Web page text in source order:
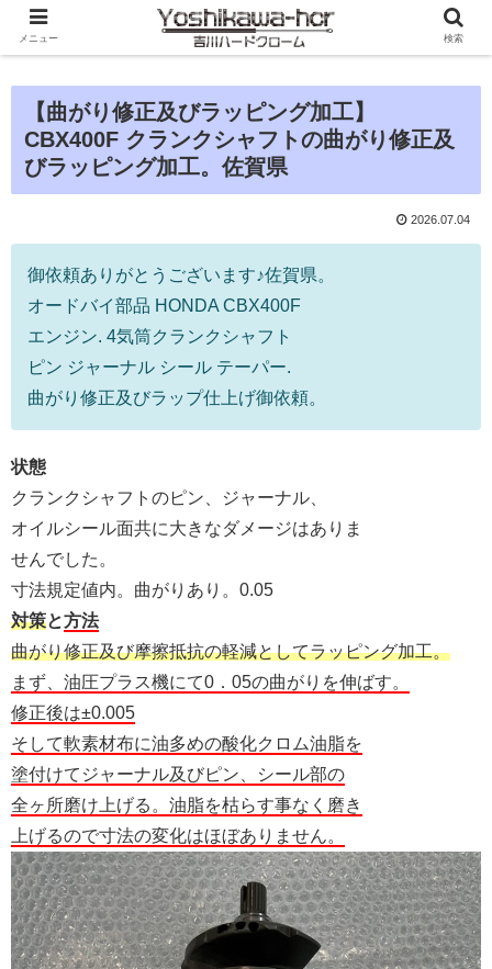
【曲がり修正及びラッピング加工】
CBX400F クランクシャフトの曲がり修正及
びラッピング加工。佐賀県
2026.07.04
御依頼ありがとうございます♪佐賀県。
オードバイ部品 HONDA CBX400F
エンジン. 4気筒クランクシャフト
ピン ジャーナル シール テーパー.
曲がり修正及びラップ仕上げ御依頼。
状態
クランクシャフトのピン、ジャーナル、
オイルシール面共に大きなダメージはありま
せんでした。
寸法規定値内。曲がりあり。0.05
対策と方法
曲がり修正及び摩擦抵抗の軽減としてラッピング加工。
まず、油圧プラス機にて0．05の曲がりを伸ばす。
修正後は±0.005
そして軟素材布に油多めの酸化クロム油脂を
塗付けてジャーナル及びピン、シール部の
全ヶ所磨け上げる。油脂を枯らす事なく磨き
上げるので寸法の変化はほぼありません。
メニュー 検索